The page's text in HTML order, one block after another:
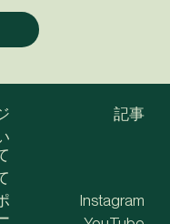
記事
Instagram